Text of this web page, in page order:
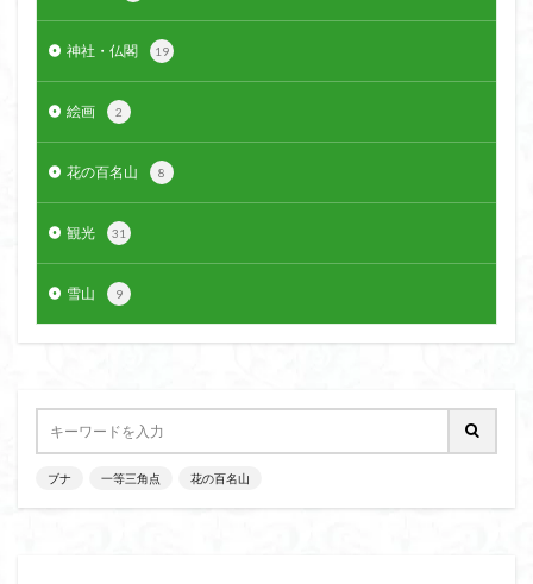
神社・仏閣 19
絵画 2
花の百名山 8
観光 31
雪山 9
ブナ 一等三角点 花の百名山